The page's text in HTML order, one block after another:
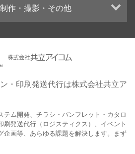
フセット）
ション・デザイン
作・撮影・その他
・印刷発送代行は株式会社共立ア
テム開発、チラシ・パンフレット・カタロ
刷発送代行（ロジスティクス）、イベント
企画等、あらゆる課題を解決します。まず